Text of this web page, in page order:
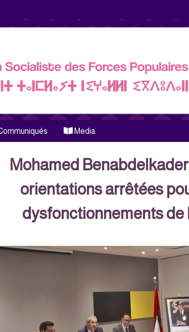
Media
Mohamed
orientations arrêtées
dysfonctionnements de